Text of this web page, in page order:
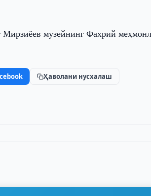
музейнинг Фахрий
Ҳаволани нусхалаш